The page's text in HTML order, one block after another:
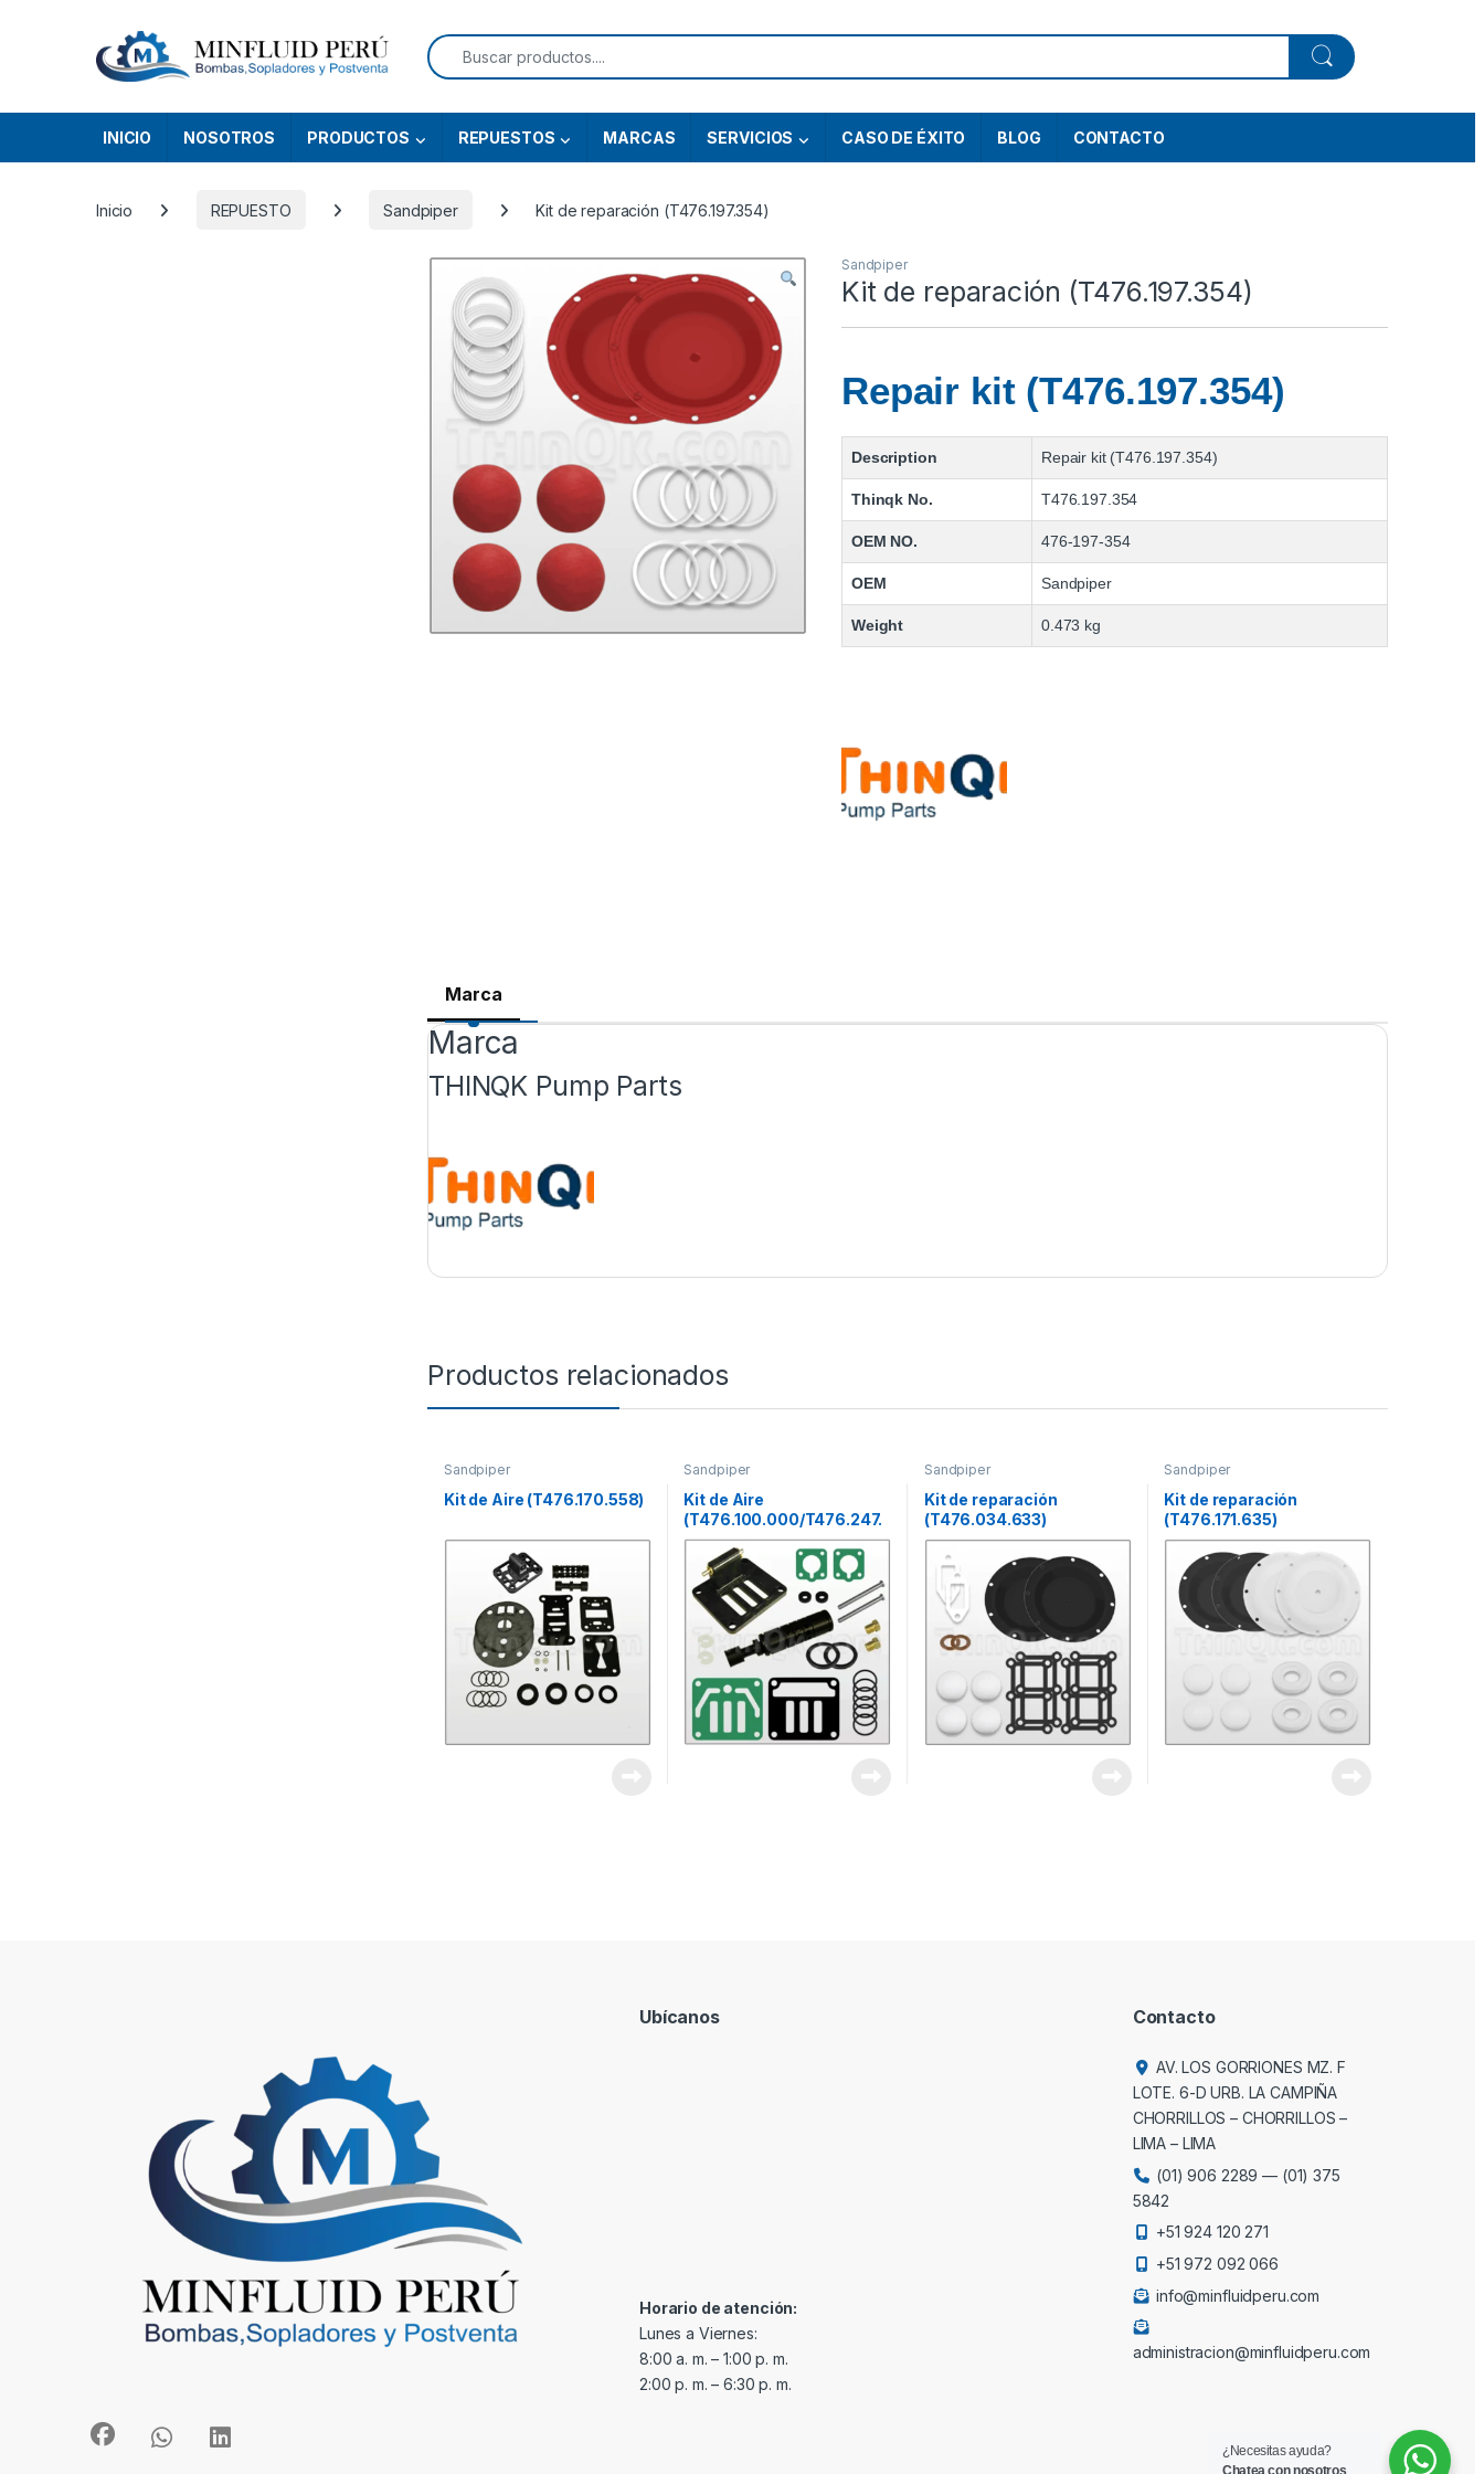
Search for:
INICIO NOSOTROS PRODUCTOS REPUESTOS MARCAS SERVICIOS CASO DE ÉXITO BLOG CONTACTO
Inicio REPUESTO Sandpiper Kit de reparación (T476.197.354)
Sandpiper
Kit de reparación (T476.197.354)
Repair kit (T476.197.354)
Description Repair kit (T476.197.354)
Thinqk No. T476.197.354
OEM NO. 476-197-354
OEM Sandpiper
Weight 0.473 kg
Marca
Marca
THINQK Pump Parts
Productos relacionados
Sandpiper
Kit de Aire (T476.170.558)
Sandpiper
Kit de Aire
(T476.100.000/T476.247.
000)
Sandpiper
Kit de reparación
(T476.034.633)
Sandpiper
Kit de reparación
(T476.171.635)
Ubícanos
Horario de atención:
Lunes a Viernes:
8:00 a. m. – 1:00 p. m.
2:00 p. m. – 6:30 p. m.
Contacto
AV. LOS GORRIONES MZ. F
LOTE. 6-D URB. LA CAMPIÑA
CHORRILLOS – CHORRILLOS –
LIMA – LIMA
(01) 906 2289 — (01) 375
5842
+51 924 120 271
+51 972 092 066
info@minfluidperu.com
administracion@minfluidperu.com
¿Necesitas ayuda?
Chatea con nosotros